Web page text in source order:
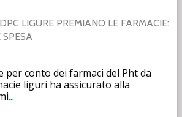
LIGURE PREMIANO LE FARMACIE:
SPESA
per conto dei farmaci del Pht da
liguri ha assicurato alla
…